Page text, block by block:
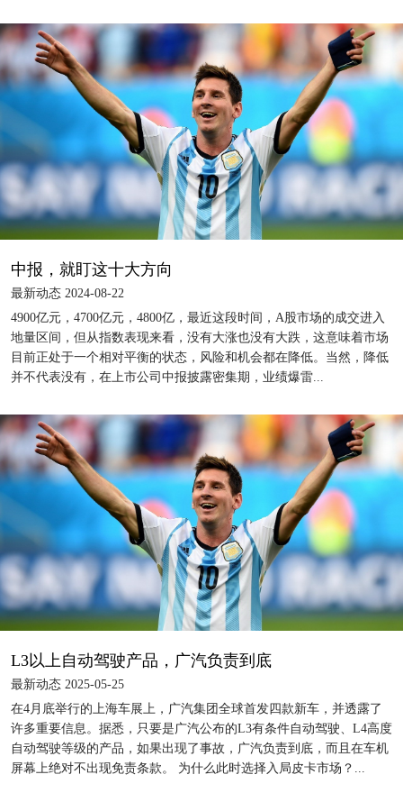
中报，就盯这十大方向
最新动态 2024-08-22
4900亿元，4700亿元，4800亿，最近这段时间，A股市场的成交进入
地量区间，但从指数表现来看，没有大涨也没有大跌，这意味着市场
目前正处于一个相对平衡的状态，风险和机会都在降低。当然，降低
并不代表没有，在上市公司中报披露密集期，业绩爆雷...
L3以上自动驾驶产品，广汽负责到底
最新动态 2025-05-25
在4月底举行的上海车展上，广汽集团全球首发四款新车，并透露了
许多重要信息。据悉，只要是广汽公布的L3有条件自动驾驶、L4高度
自动驾驶等级的产品，如果出现了事故，广汽负责到底，而且在车机
屏幕上绝对不出现免责条款。 为什么此时选择入局皮卡市场？...